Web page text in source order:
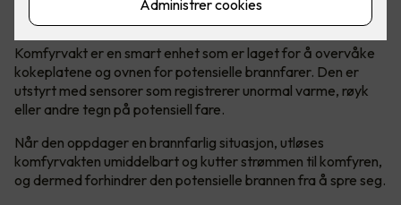
Hva er en komfyrvakt?
Komfyrvakt er en smart enhet som er laget for å overvåke
kokeplatene og ovnen for potensielle brannfarer. Den er
utstyrt med sensorer som registrerer unormal varme, røyk
eller andre tegn på potensiell fare.
Når den oppdager en brannfarlig situasjon, utløses
komfyrvakten umiddelbart og kutter strømmen til komfyren,
og dermed forhindrer den potensielle brannen fra å spre seg.